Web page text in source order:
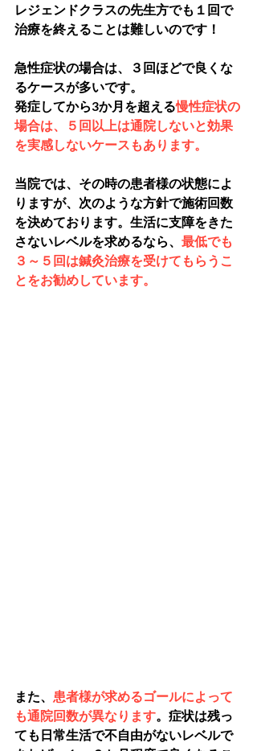
レジェンドクラスの先生方でも１回で
治療を終えることは難しいのです！
急性症状の場合は、３回ほどで良くな
るケースが多いです。
発症してから3か月を超える慢性症状の
場合は、５回以上は通院しないと効果
を実感しないケースもあります。
当院では、その時の患者様の状態によ
りますが、次のような方針で施術回数
を決めております。生活に支障をきた
さないレベルを求めるなら、 最低でも
３～５回は鍼灸治療を受けてもらうこ
とをお勧めしています。
また、 患者様が求めるゴールによって
も通院回数が異なります。症状は残っ
ても日常生活で不自由がないレベルで